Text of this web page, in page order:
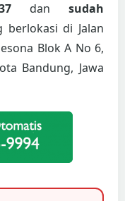
dan sudah
berlokasi di Jalan
Blok A No 6,
Bandung, Jawa